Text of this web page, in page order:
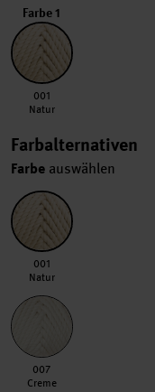
Farbe 1
001 Natur
001
Natur
Farbalternativen
Farbe auswählen
001 Natur
001
Natur
007 Creme
007
Creme